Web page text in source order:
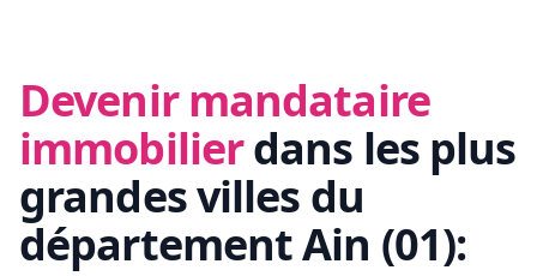
Devenir mandataire
immobilierdans les plus
grandes villes du
départementAin (01):